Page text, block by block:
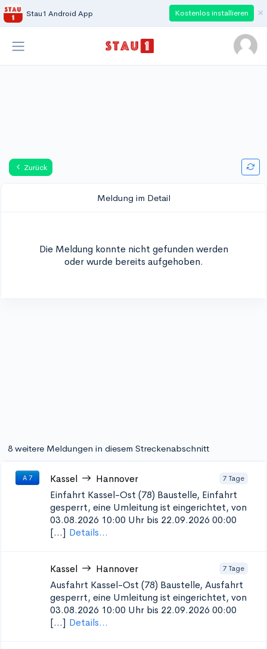
Stau1 Android App Kostenlos installieren ×
Zurück
Meldung im Detail
Die Meldung konnte nicht gefunden werden
oder wurde bereits aufgehoben.
8 weitere Meldungen in diesem Streckenabschnitt
A 7 Kassel Hannover 7 Tage
Einfahrt Kassel-Ost (78) Baustelle, Einfahrt
gesperrt, eine Umleitung ist eingerichtet, von
03.08.2026 10:00 Uhr bis 22.09.2026 00:00
[...] Details...
Kassel Hannover 7 Tage
Ausfahrt Kassel-Ost (78) Baustelle, Ausfahrt
gesperrt, eine Umleitung ist eingerichtet, von
03.08.2026 10:00 Uhr bis 22.09.2026 00:00
[...] Details...